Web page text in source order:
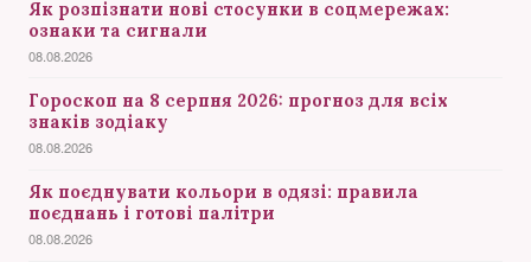
Як розпізнати нові стосунки в соцмережах:
ознаки та сигнали
08.08.2026
Гороскоп на 8 серпня 2026: прогноз для всіх
знаків зодіаку
08.08.2026
Як поєднувати кольори в одязі: правила
поєднань і готові палітри
08.08.2026